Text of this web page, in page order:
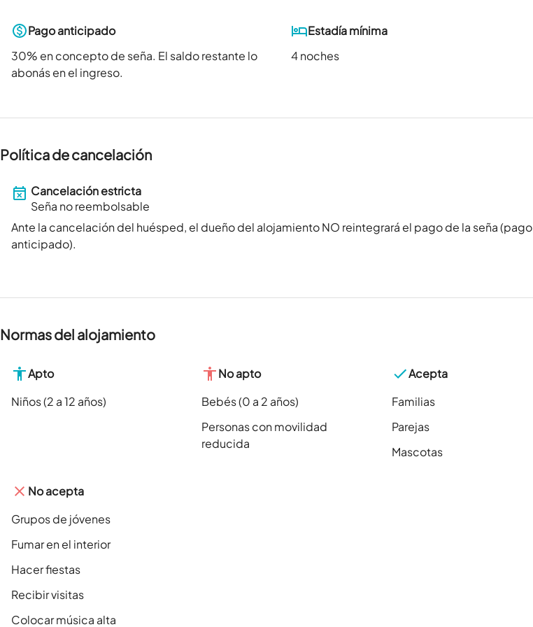
Pago anticipado
30% en concepto de seña. El saldo restante lo
abonás en el ingreso.
Estadía mínima
4 noches
Política de cancelación
Cancelación estricta
Seña no reembolsable
Ante la cancelación del huésped, el dueño del alojamiento NO reintegrará el pago de la seña (pago
anticipado).
Normas del alojamiento
Apto
Niños (2 a 12 años)
No apto
Bebés (0 a 2 años)
Personas con movilidad
reducida
Acepta
Familias
Parejas
Mascotas
No acepta
Grupos de jóvenes
Fumar en el interior
Hacer fiestas
Recibir visitas
Colocar música alta